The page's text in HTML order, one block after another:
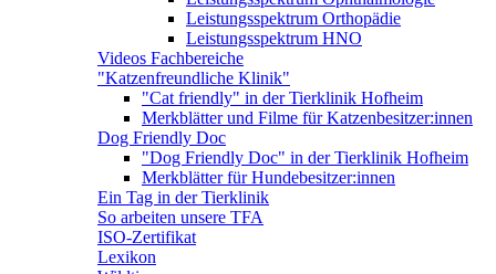
Leistungsspektrum Orthopädie
Leistungsspektrum HNO
Videos Fachbereiche
"Katzenfreundliche Klinik"
"Cat friendly" in der Tierklinik Hofheim
Merkblätter und Filme für Katzenbesitzer:innen
Dog Friendly Doc
"Dog Friendly Doc" in der Tierklinik Hofheim
Merkblätter für Hundebesitzer:innen
Ein Tag in der Tierklinik
So arbeiten unsere TFA
ISO-Zertifikat
Lexikon